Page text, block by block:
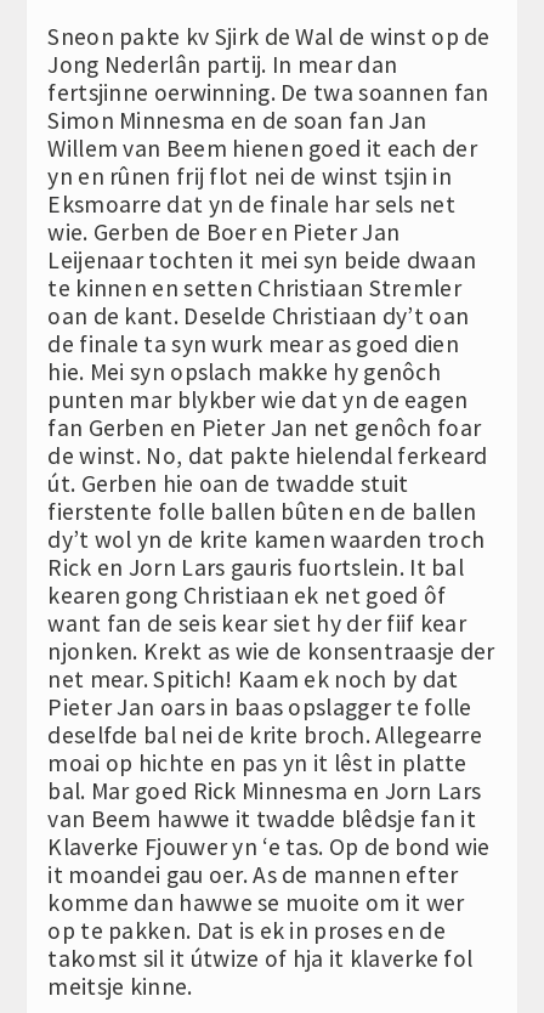
Sneon pakte kv Sjirk de Wal de winst op de
Jong Nederlân partij. In mear dan
fertsjinne oerwinning. De twa soannen fan
Simon Minnesma en de soan fan Jan
Willem van Beem hienen goed it each der
yn en rûnen frij flot nei de winst tsjin in
Eksmoarre dat yn de finale har sels net
wie. Gerben de Boer en Pieter Jan
Leijenaar tochten it mei syn beide dwaan
te kinnen en setten Christiaan Stremler
oan de kant. Deselde Christiaan dy’t oan
de finale ta syn wurk mear as goed dien
hie. Mei syn opslach makke hy genôch
punten mar blykber wie dat yn de eagen
fan Gerben en Pieter Jan net genôch foar
de winst. No, dat pakte hielendal ferkeard
út. Gerben hie oan de twadde stuit
fierstente folle ballen bûten en de ballen
dy’t wol yn de krite kamen waarden troch
Rick en Jorn Lars gauris fuortslein. It bal
kearen gong Christiaan ek net goed ôf
want fan de seis kear siet hy der fiif kear
njonken. Krekt as wie de konsentraasje der
net mear. Spitich! Kaam ek noch by dat
Pieter Jan oars in baas opslagger te folle
deselfde bal nei de krite broch. Allegearre
moai op hichte en pas yn it lêst in platte
bal. Mar goed Rick Minnesma en Jorn Lars
van Beem hawwe it twadde blêdsje fan it
Klaverke Fjouwer yn ‘e tas. Op de bond wie
it moandei gau oer. As de mannen efter
komme dan hawwe se muoite om it wer
op te pakken. Dat is ek in proses en de
takomst sil it útwize of hja it klaverke fol
meitsje kinne.